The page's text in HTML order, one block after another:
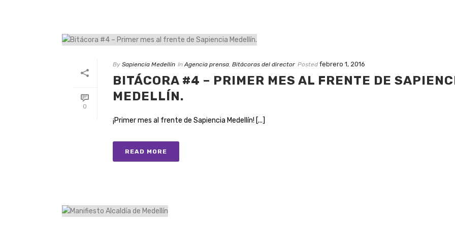
0
By Sapiencia Medellín In Agencia prensa, Bitácoras del director Posted febrero 1, 2016
BITÁCORA #4 – PRIMER MES AL FRENTE DE
MEDELLÍN.
¡Primer mes al frente de Sapiencia Medellín! [...]
READ MORE